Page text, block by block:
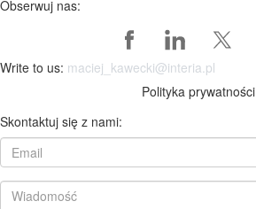
Obserwuj nas:
Write to us: maciej_kawecki@interia.pl
Polityka prywatności
Skontaktuj się z nami: